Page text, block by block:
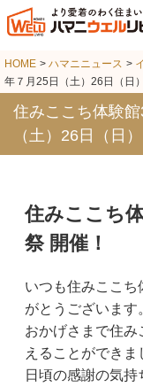
HOME > ハマニニュース >
年７月25日（土）26日（日）
住みここち体験
（土）26日（日）
住みここち
祭 開催！
いつも住みここち
がとうございます。
おかげさまで住み
えることができま
日頃の感謝の気